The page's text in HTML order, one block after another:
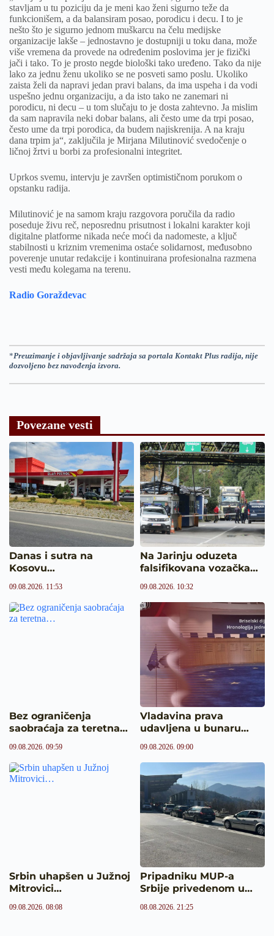
stavljam u tu poziciju da je meni kao ženi sigurno teže da
funkcionišem, a da balansiram posao, porodicu i decu. I to je
nešto što je sigurno jednom muškarcu na čelu medijske
organizacije lakše – jednostavno je dostupniji u toku dana, može
više vremena da provede na određenim poslovima jer je fizički
jači i tako. To je prosto negde biološki tako uređeno. Tako da nije
lako za jednu ženu ukoliko se ne posveti samo poslu. Ukoliko
zaista želi da napravi jedan pravi balans, da ima uspeha i da vodi
uspešno jednu organizaciju, a da isto tako ne zanemari ni
porodicu, ni decu – u tom slučaju to je dosta zahtevno. Ja mislim
da sam napravila neki dobar balans, ali često ume da trpi posao,
često ume da trpi porodica, da budem najiskrenija. A na kraju
dana trpim ja“, zaključila je Mirjana Milutinović svedočenje o
ličnoj žrtvi u borbi za profesionalni integritet.
Uprkos svemu, intervju je završen optimističnom porukom o
opstanku radija.
Milutinović je na samom kraju razgovora poručila da radio
poseduje živu reč, neposrednu prisutnost i lokalni karakter koji
digitalne platforme nikada neće moći da nadomeste, a ključ
stabilnosti u kriznim vremenima ostaće solidarnost, međusobno
poverenje unutar redakcije i kontinuirana profesionalna razmena
vesti među kolegama na terenu.
Radio Goraždevac
*Preuzimanje i objavljivanje sadržaja sa portala Kontakt Plus radija, nije
dozvoljeno bez navođenja izvora.
Povezane vesti
Danas i sutra na
Kosovu…
09.08.2026. 11:53
Na Jarinju oduzeta
falsifikovana vozačka…
09.08.2026. 10:32
Bez ograničenja
saobraćaja za teretna…
09.08.2026. 09:59
Vladavina prava
udavljena u bunaru…
09.08.2026. 09:00
Srbin uhapšen u Južnoj
Mitrovici…
09.08.2026. 08:08
Pripadniku MUP-a
Srbije privedenom u…
08.08.2026. 21:25